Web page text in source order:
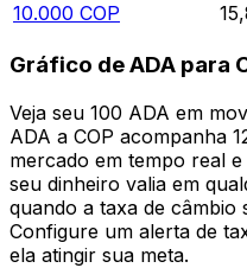
10.000 COP
Gráfico de ADA para
Veja seu 100 ADA em
ADA a COP acompanha
mercado em tempo real
seu dinheiro valia em
quando a taxa de câmbio
Configure um alerta de
ela atingir sua meta.